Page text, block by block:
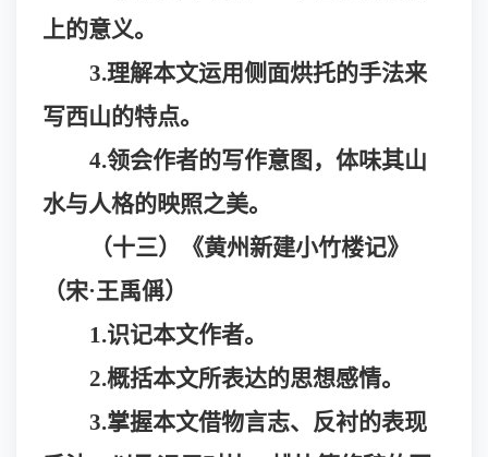
上的意义。
3.理解本文运用侧面烘托的手法来
写西山的特点。
4.领会作者的写作意图，体味其山
水与人格的映照之美。
（十三）《黄州新建小竹楼记》
（宋·王禹偁）
1.识记本文作者。
2.概括本文所表达的思想感情。
3.掌握本文借物言志、反衬的表现